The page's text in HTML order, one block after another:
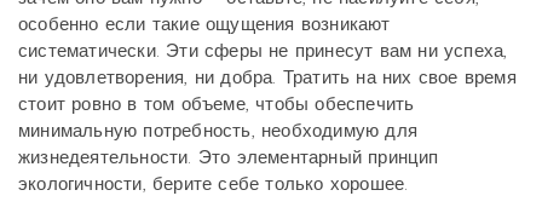
особенно если такие ощущения возникают
систематически. Эти сферы не принесут вам ни успеха,
ни удовлетворения, ни добра. Тратить на них свое время
стоит ровно в том объеме, чтобы обеспечить
минимальную потребность, необходимую для
жизнедеятельности. Это элементарный принцип
экологичности, берите себе только хорошее.